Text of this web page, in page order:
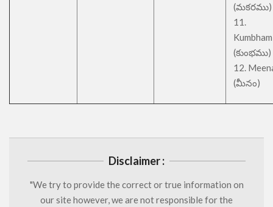
(మకరము)
11.
Kumbham
(కుంభము)
12.
(మీనం)
Disclaimer :
"We try to provide the correct or true information on
our site however, we are not responsible for the